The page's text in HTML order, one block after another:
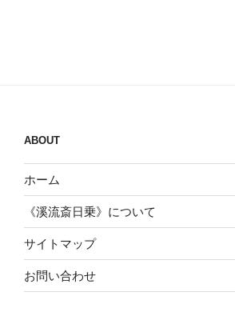
ABOUT
ホーム
《溪流斎日乗》について
サイトマップ
お問い合わせ